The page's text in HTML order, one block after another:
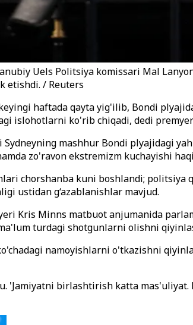
Uels Politsiya komissari Mal
etishdi. / Reuters
haftada qayta yig'ilib, Bondi
islohotlarni ko'rib chiqadi, dedi
mashhur Bondi plyajidagi
zo'ravon ekstremizm kuchayishi
chorshanba kuni boshlandi;
ustidan g‘azablanishlar mavjud.
Kris Minns matbuot anjumanida
turdagi shotgunlarni olishni
namoyishlarni o'tkazishni
'Jamiyatni birlashtirish katta